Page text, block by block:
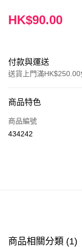
HK$90.00
付款與運送
送貨上門滿HK$250.00
信用卡
Apple Pay
付款後門市自取，訂單
商品特色
商品編號
434242
商品相關分類 (1)